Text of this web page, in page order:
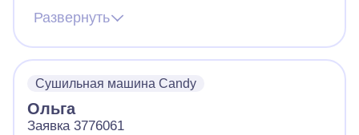
сушильной машины. В какой-то момент она
перестала реагировать на нажатие кнопок.
Мастер быстро нашел проблему. Дело было
в шнуре питания, машинка не работала
совсем. Он запаял шнур, и машинка
включилась. Молодцы.
Развернуть
Сушильная машина Candy
Ольга
Заявка 3776061